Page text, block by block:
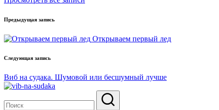
Навигация
записи
Предыдущая запись
Открываем первый лед
Следующая запись
Виб на судака. Шумовой или бесшумный лучше